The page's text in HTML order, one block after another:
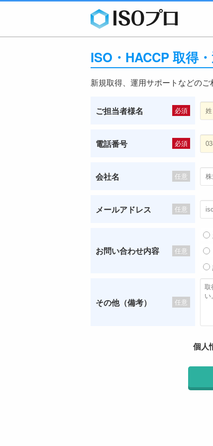
ISO・HACCP 取得
新規取得、運用サポートなどの
ご担当者様名 必須
電話番号 必須
会社名 任意
メールアドレス 任意
お問い合わせ内容 任意
その他（備考） 任意
個人